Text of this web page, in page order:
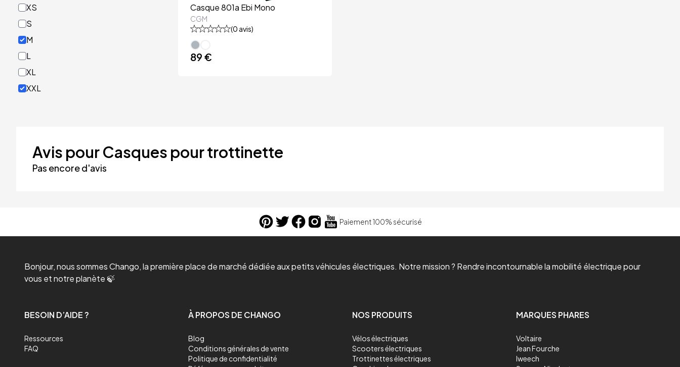
XS
S
M
L
XL
XXL
Casque 801a Ebi Mono
CGM
(0 avis)
89 €
Avis pour Casques pour trottinette
Pas encore d'avis
Paiement 100% sécurisé
Bonjour, nous sommes Chango, la première place de marché dédiée aux petits véhicules électriques. Notre mission ? Rendre incontournable la mobilité électrique pour
vous et notre planète 🍃
BESOIN D’AIDE ?
Ressources
FAQ
À PROPOS DE CHANGO
Blog
Conditions générales de vente
Politique de confidentialité
NOS PRODUITS
Vélos électriques
Scooters électriques
Trottinettes électriques
MARQUES PHARES
Voltaire
Jean Fourche
Iweech